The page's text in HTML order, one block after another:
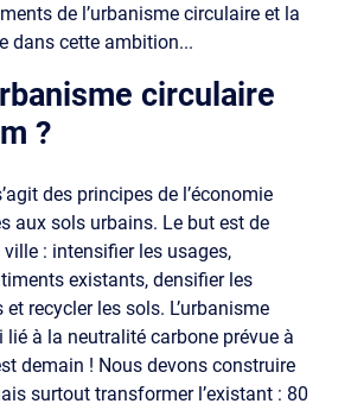
de l’urbanisme circulaire et la
dans cette ambition...
circulaire
?
des principes de l’économie
aux sols urbains. Le but est de
: intensifier les usages,
existants, densifier les
recycler les sols. L’urbanisme
à la neutralité carbone prévue à
demain ! Nous devons construire
surtout transformer l’existant : 80